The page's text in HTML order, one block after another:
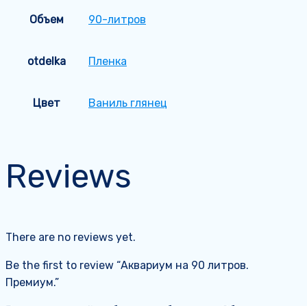
Объем 90-литров
otdelka Пленка
Цвет Ваниль глянец
Reviews
There are no reviews yet.
Be the first to review “Аквариум на 90 литров.
Премиум.”